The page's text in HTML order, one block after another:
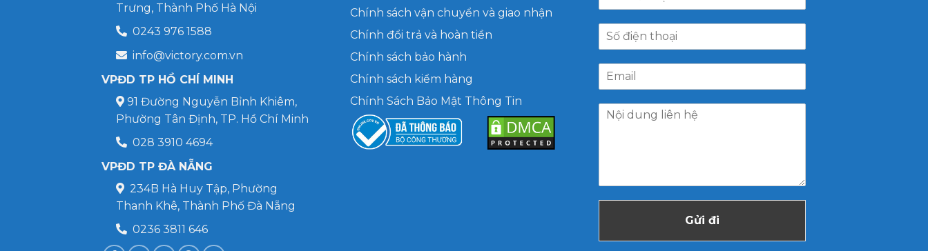
Trưng, Thành Phố Hà Nội
0243 976 1588
info@victory.com.vn
VPĐD TP HỒ CHÍ MINH
91 Đường Nguyễn Bỉnh Khiêm,
Phường Tân Định, TP. Hồ Chí Minh
028 3910 4694
VPĐD TP ĐÀ NẴNG
234B Hà Huy Tập, Phường
Thanh Khê, Thành Phố Đà Nẵng
0236 3811 646
Chính sách vận chuyển và giao nhận
Chính đổi trả và hoàn tiền
Chính sách bảo hành
Chính sách kiểm hàng
Chính Sách Bảo Mật Thông Tin
Gửi đi